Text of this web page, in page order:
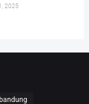
2025
bandung